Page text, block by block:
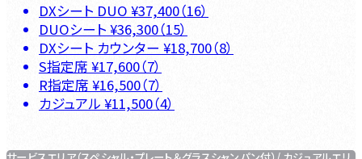
DXシート DUO ¥37,400（16）
DUOシート ¥36,300（15）
DXシート カウンター ¥18,700（8）
S指定席 ¥17,600（7）
R指定席 ¥16,500（7）
カジュアル ¥11,500（4）